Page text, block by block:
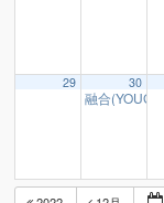
29 30
融合